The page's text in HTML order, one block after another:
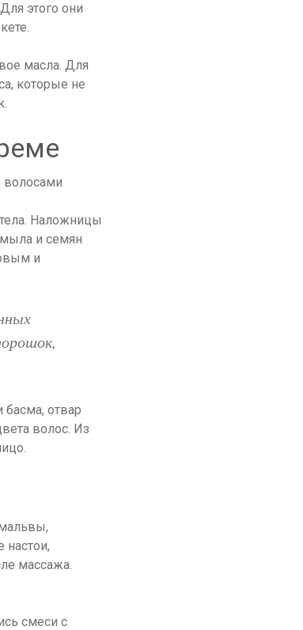
этого они
масла. Для
которые не
Наложницы
мыла и семян
и
отвар
волос. Из
настои,
массажа.
смеси с